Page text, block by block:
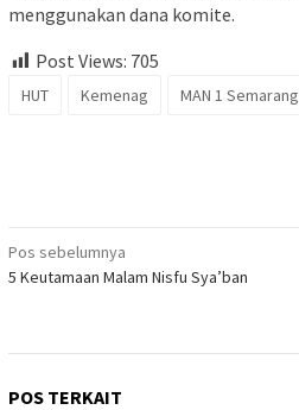
menggunakan dana komite.
Post Views: 705
HUT Kemenag MAN 1 Semarang
Navigasi
pos
Pos sebelumnya
5 Keutamaan Malam Nisfu Sya’ban
POS TERKAIT